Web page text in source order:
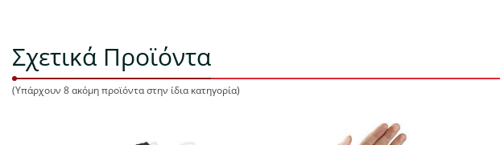
Σχετικά Προϊόντα
(Υπάρχουν 8 ακόμη προϊόντα στην ίδια κατηγορία)